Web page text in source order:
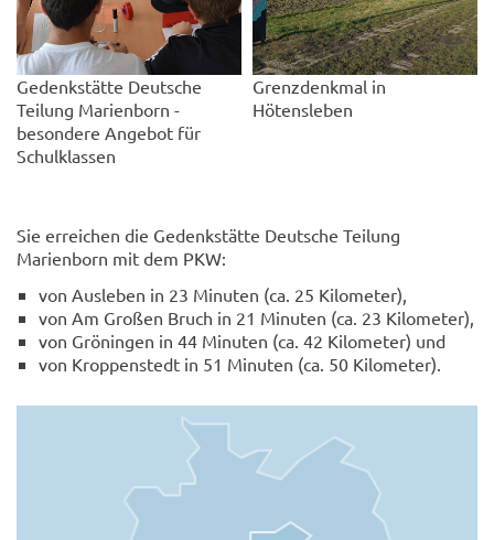
Gedenkstätte Deutsche
Teilung Marienborn -
besondere Angebot für
Schulklassen
Grenzdenkmal in
Hötensleben
Sie erreichen die Gedenkstätte Deutsche Teilung
Marienborn mit dem PKW:
von Ausleben in 23 Minuten (ca. 25 Kilometer),
von Am Großen Bruch in 21 Minuten (ca. 23 Kilometer),
von Gröningen in 44 Minuten (ca. 42 Kilometer) und
von Kroppenstedt in 51 Minuten (ca. 50 Kilometer).